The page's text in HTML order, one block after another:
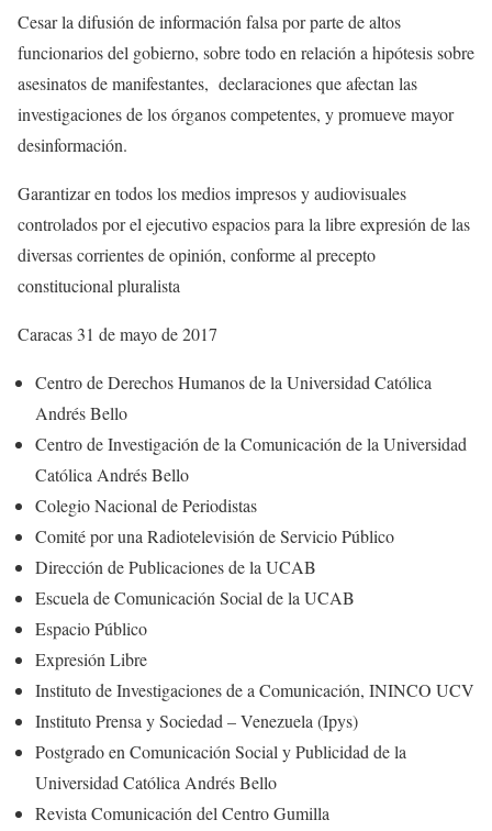
Cesar la difusión de información falsa por parte de altos
funcionarios del gobierno, sobre todo en relación a hipótesis sobre
asesinatos de manifestantes, declaraciones que afectan las
investigaciones de los órganos competentes, y promueve mayor
desinformación.
Garantizar en todos los medios impresos y audiovisuales
controlados por el ejecutivo espacios para la libre expresión de las
diversas corrientes de opinión, conforme al precepto
constitucional pluralista
Caracas 31 de mayo de 2017
Centro de Derechos Humanos de la Universidad Católica
Andrés Bello
Centro de Investigación de la Comunicación de la Universidad
Católica Andrés Bello
Colegio Nacional de Periodistas
Comité por una Radiotelevisión de Servicio Público
Dirección de Publicaciones de la UCAB
Escuela de Comunicación Social de la UCAB
Espacio Público
Expresión Libre
Instituto de Investigaciones de a Comunicación, ININCO UCV
Instituto Prensa y Sociedad – Venezuela (Ipys)
Postgrado en Comunicación Social y Publicidad de la
Universidad Católica Andrés Bello
Revista Comunicación del Centro Gumilla